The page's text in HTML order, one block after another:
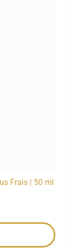
Frais | 50 ml